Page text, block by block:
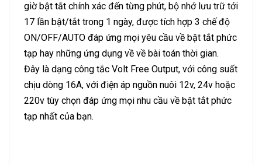
giờ bật tắt chính xác đến từng phút, bộ nhớ lưu trữ tới
17 lần bật/tắt trong 1 ngày, được tích hợp 3 chế độ
ON/OFF/AUTO đáp ứng mọi yêu cầu về bật tắt phức
tạp hay những ứng dụng về về bài toán thời gian.
Đây là dạng công tắc Volt Free Output, với công suất
chịu dòng 16A, với điện áp nguồn nuôi 12v, 24v hoặc
220v tùy chọn đáp ứng mọi nhu cầu về bật tắt phức
tạp nhất của bạn.